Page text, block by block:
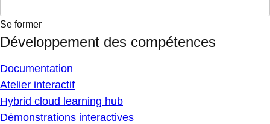
Se former
Développement des compétences
Documentation
Atelier interactif
Hybrid cloud learning hub
Démonstrations interactives